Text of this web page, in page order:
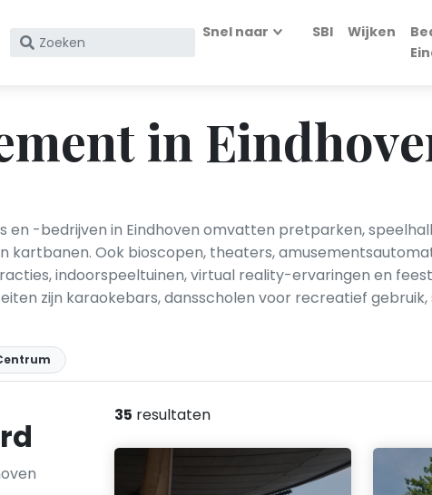
Zoek
KvK
nummer
Snel naar SBI Wijken
in
en -bedrijven in Eindhoven omvatten pretparken,
kartbanen. Ook bioscopen, theaters,
indoorspeeltuinen, virtual reality-ervaringen en
zijn karaokebars, dansscholen voor recreatief
35 resultaten